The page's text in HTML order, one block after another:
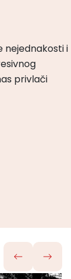
nejednakosti i
privlači